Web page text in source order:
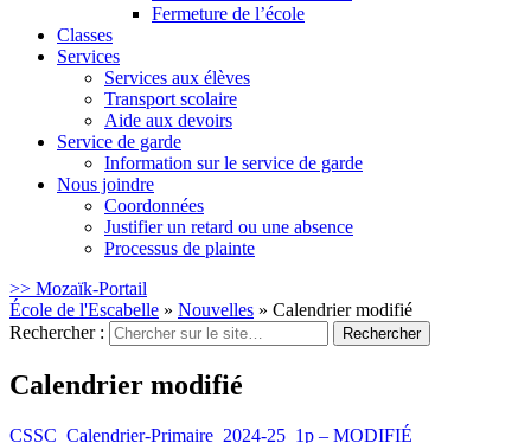
Fermeture de l’école
Classes
Services
Services aux élèves
Transport scolaire
Aide aux devoirs
Service de garde
Information sur le service de garde
Nous joindre
Coordonnées
Justifier un retard ou une absence
Processus de plainte
>> Mozaïk-Portail
École de l'Escabelle » Nouvelles » Calendrier modifié
Rechercher :
Calendrier modifié
CSSC_Calendrier-Primaire_2024-25_1p – MODIFIÉ